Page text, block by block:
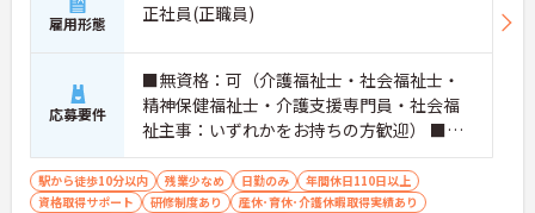
雇用形態 正社員(正職員)
応募要件
■無資格：可（介護福祉士・社会福祉士・
精神保健福祉士・介護支援専門員・社会福
祉主事：いずれかをお持ちの方歓迎） ■介
護業界（入居施設）における実務経験：必
須（ブランク：可）
駅から徒歩10分以内 残業少なめ 日勤のみ
年間休日110日以上
資格取得サポート
研修制度あり
産休･育休･介護休暇取得実績あり